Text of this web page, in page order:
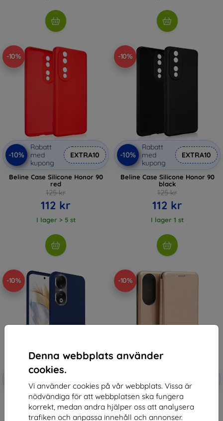
Denna webbplats använder
cookies.
Vi använder cookies på vår webbplats. Vissa är
nödvändiga för att webbplatsen ska fungera
korrekt, medan andra hjälper oss att analysera
trafiken och anpassa innehåll och annonser.
-10%
-10%
Rabatt
med
kupong
EXTRA10
Beline Case Silicone Honor 90
red
125 kr
112 kr
I lager > 5 st
-10%
-10%
Rabatt
med
kupong
EXTRA10
Beline Case Silicone Honor 90
black
125 kr
112 kr
I lager 1 st
-10%
Rabatt
kupong
Beline Case Candy Honor 90
navy
125 kr
-10%
kupong
Beline Case Book Magnetic
Honor 90 gold
125 kr